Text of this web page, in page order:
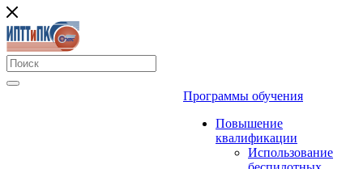
Программы обучения
Повышение
квалификации
Использование